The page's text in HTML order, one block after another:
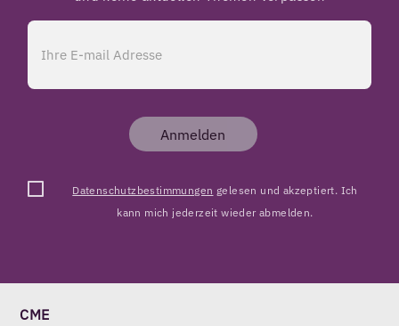
Anmelden
Datenschutzbestimmungen gelesen und akzeptiert. Ich
kann mich jederzeit wieder abmelden.
CME